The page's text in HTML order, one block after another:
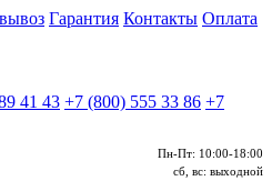
Гарантия Контакты Оплата
41 43 +7 (800) 555 33 86 +7
Пн-Пт: 10:00-18:00
сб, вс: выходной